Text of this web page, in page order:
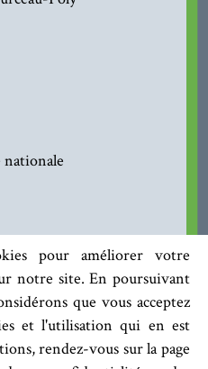
pour améliorer votre
notre site. En poursuivant
que vous acceptez
et l'utilisation qui en est
rendez-vous sur la page
nationale